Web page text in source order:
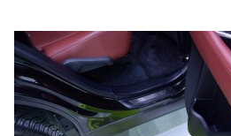
施工ギャラリー
PICKUPNOSTALGIC
お客さまの声お問い合わせ
施工